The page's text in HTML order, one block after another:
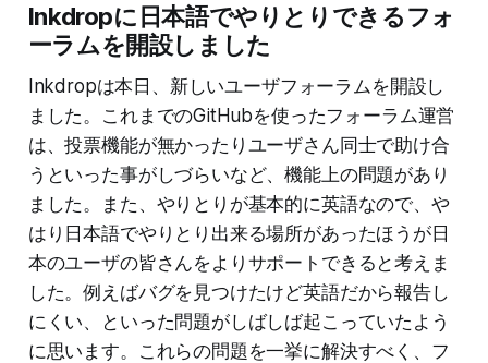
Inkdropに日本語でやりとりできるフォ
ーラムを開設しました
Inkdropは本日、新しいユーザフォーラムを開設し
ました。これまでのGitHubを使ったフォーラム運営
は、投票機能が無かったりユーザさん同士で助け合
うといった事がしづらいなど、機能上の問題があり
ました。また、やりとりが基本的に英語なので、や
はり日本語でやりとり出来る場所があったほうが日
本のユーザの皆さんをよりサポートできると考えま
した。例えばバグを見つけたけど英語だから報告し
にくい、といった問題がしばしば起こっていたよう
に思います。これらの問題を一挙に解決すべく、フ